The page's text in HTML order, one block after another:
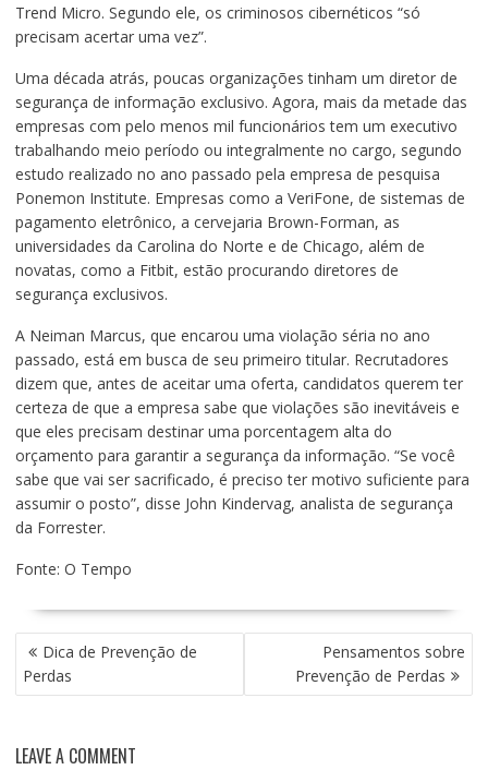
Trend Micro. Segundo ele, os criminosos cibernéticos “só
precisam acertar uma vez”.
Uma década atrás, poucas organizações tinham um diretor de
segurança de informação exclusivo. Agora, mais da metade das
empresas com pelo menos mil funcionários tem um executivo
trabalhando meio período ou integralmente no cargo, segundo
estudo realizado no ano passado pela empresa de pesquisa
Ponemon Institute. Empresas como a VeriFone, de sistemas de
pagamento eletrônico, a cervejaria Brown-Forman, as
universidades da Carolina do Norte e de Chicago, além de
novatas, como a Fitbit, estão procurando diretores de
segurança exclusivos.
A Neiman Marcus, que encarou uma violação séria no ano
passado, está em busca de seu primeiro titular. Recrutadores
dizem que, antes de aceitar uma oferta, candidatos querem ter
certeza de que a empresa sabe que violações são inevitáveis e
que eles precisam destinar uma porcentagem alta do
orçamento para garantir a segurança da informação. “Se você
sabe que vai ser sacrificado, é preciso ter motivo suficiente para
assumir o posto”, disse John Kindervag, analista de segurança
da Forrester.
Fonte: O Tempo
NAVEGAÇÃO
DE
POST
Dica de Prevenção de
Perdas
Pensamentos sobre
Prevenção de Perdas
LEAVE A COMMENT